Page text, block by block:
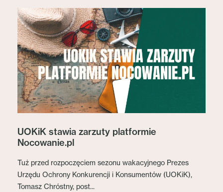
UOKiK stawia zarzuty platformie
Nocowanie.pl
Tuż przed rozpoczęciem sezonu wakacyjnego Prezes
Urzędu Ochrony Konkurencji i Konsumentów (UOKiK),
Tomasz Chróstny, post...